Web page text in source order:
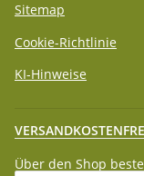
Sitemap
Cookie-Richtlinie
KI-Hinweise
Über den Shop